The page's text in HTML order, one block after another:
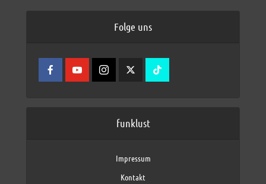
Folge uns
funklust
Impressum
Kontakt